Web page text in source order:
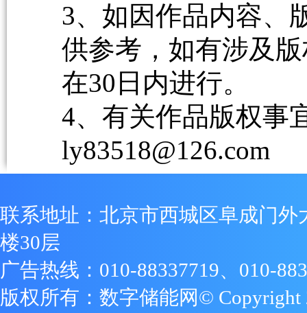
3、如因作品内容、
供参考，如有涉及
在30日内进行。
4、有关作品版权事
ly83518@126.com
联系地址：北京市西城区阜成门外
楼30层
广告热线：010-88337719、010-
版权所有：数字储能网© Copyright